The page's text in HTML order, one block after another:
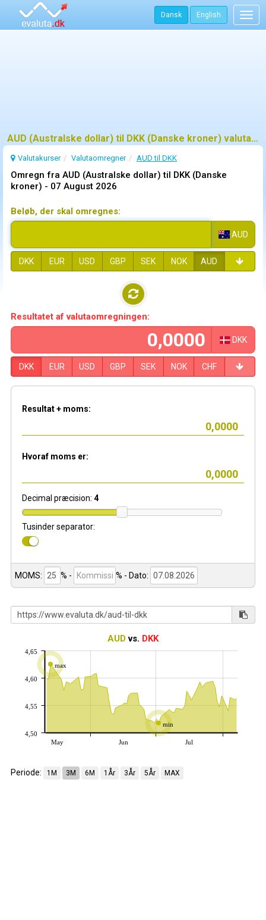
Dansk English
AUD (Australske dollar) til DKK (Danske kroner) valutaomregner
Valutakurser Valutaomregner AUD til DKK
Omregn fra AUD (Australske dollar) til DKK (Danske
kroner) - 07 August 2026
Beløb, der skal omregnes:
AUD
DKK EUR USD GBP SEK NOK AUD
Resultatet af valutaomregningen:
DKK
DKK EUR USD GBP SEK NOK CHF
Resultat + moms:
Hvoraf moms er:
Decimal præcision: 4
Tusinder separator:
MOMS: % - % - Dato:
AUDvs. DKK
max
min
May Jun Jul
4,50
4,55
4,60
4,65
Periode: 1M 3M 6M 1År 3År 5År MAX